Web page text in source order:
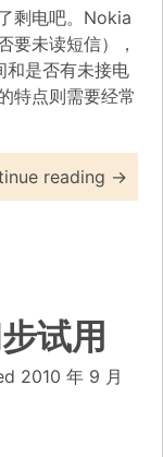
剩电吧。Nokia
要未读短信），
和是否有未接电
特点则需要经常
reading →
试用
2010 年 9 月